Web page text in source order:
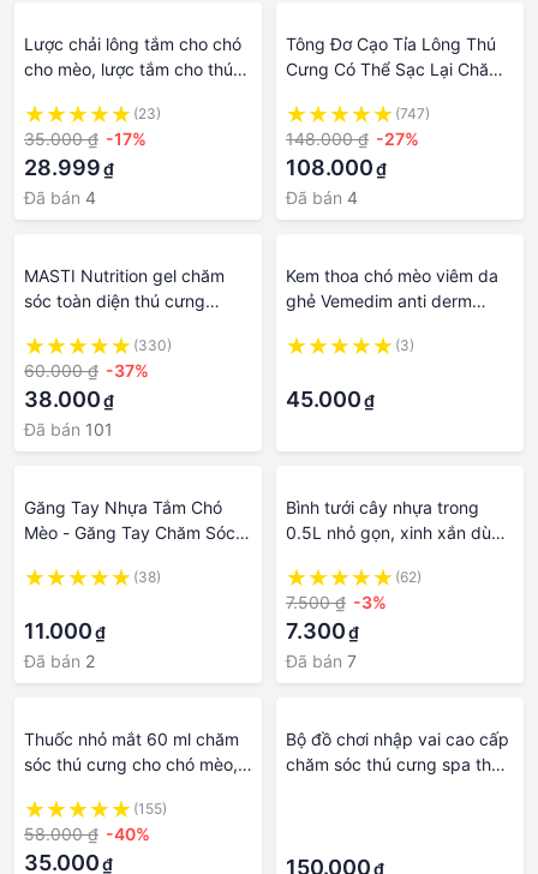
Lược chải lông tắm cho chó
cho mèo, lược tắm cho thú
sóc thú cưng (23)
35.000 ₫ -17%
28.999₫
Đã bán 4
Tông Đơ Cạo Tỉa Lông Thú
Cưng Có Thể Sạc Lại Chăm
(747)
148.000 ₫ -27%
108.000₫
Đã bán 4
MASTI Nutrition gel chăm
sóc toàn diện thú cưng
(330)
60.000 ₫ -37%
38.000₫
Đã bán 101
Kem thoa chó mèo viêm da
ghẻ Vemedim anti derm
cưng Con Mèo Xiêm
(3)
45.000₫
Găng Tay Nhựa Tắm Chó
Mèo - Găng Tay Chăm Sóc
(38)
11.000₫
Đã bán 2
Bình tưới cây nhựa trong
0.5L nhỏ gọn, xinh xắn dùng
cưng, làm vườn, vệ sinh,...
(62)
7.500 ₫ -3%
7.300₫
Đã bán 7
Thuốc nhỏ mắt 60 ml chăm
sóc thú cưng cho chó mèo,
diệt khuẩn
(155)
58.000 ₫ -40%
35.000₫
Bộ đồ chơi nhập vai cao cấp
chăm sóc thú cưng spa thú
150.000₫